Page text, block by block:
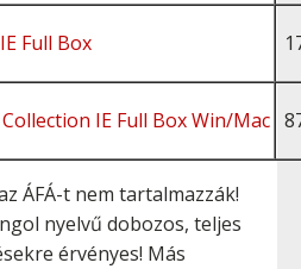
Full Box
IE Full Box Win/Mac
ÁFÁ-t nem tartalmazzák!
nyelvű dobozos, teljes
érvényes! Más